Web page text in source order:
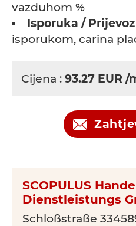
vazduhom %
Isporuka /
isporukom, carina
Cijena : 93.27 EUR /
SCOPULUS
Dienstleistungs
Schloßstraße